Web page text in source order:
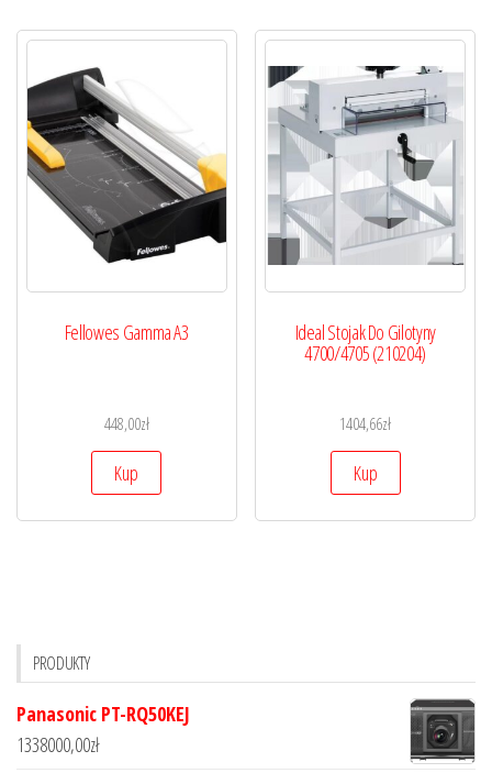
Fellowes Gamma A3
448,00zł
Kup
Ideal Stojak Do Gilotyny
4700/4705 (210204)
1404,66zł
Kup
PRODUKTY
Panasonic PT-RQ50KEJ
1338000,00zł